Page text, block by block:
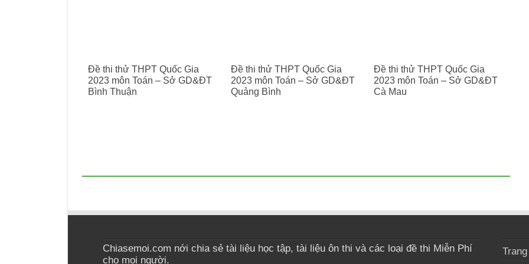
Đề thi thử THPT Quốc Gia
2023 môn Toán – Sở GD&ĐT
Bình Thuận
Đề thi thử THPT Quốc Gia
2023 môn Toán – Sở GD&ĐT
Quảng Bình
Đề thi thử THPT Quốc Gia
2023 môn Toán – Sở GD&ĐT
Cà Mau
Chiasemoi.com nới chia sẻ tài liệu học tập, tài liệu ôn thi và các loại đề thi Miễn Phí
cho mọi người.